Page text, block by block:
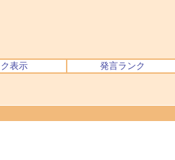
ク表示 発言ランク